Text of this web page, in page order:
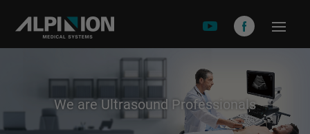
關於安倍影
產品介紹
We are Ultrasound Professionals